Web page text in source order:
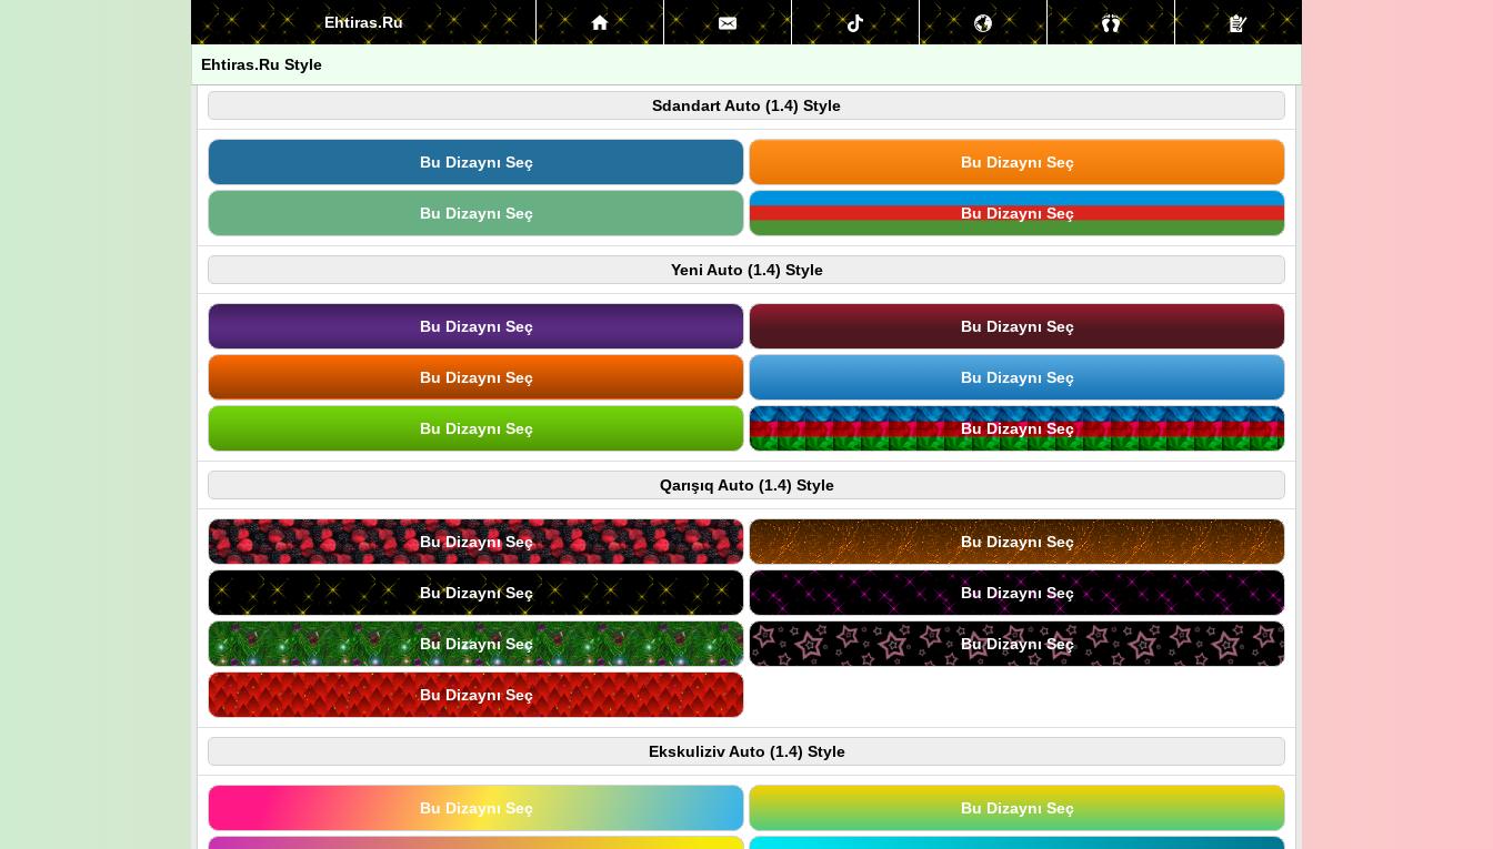
Ehtiras.Ru
Ehtiras.Ru Style
Sdandart Auto (1.4) Style
Bu Dizaynı Seç Bu Dizaynı Seç
Bu Dizaynı Seç Bu Dizaynı Seç
Yeni Auto (1.4) Style
Bu Dizaynı Seç Bu Dizaynı Seç
Bu Dizaynı Seç Bu Dizaynı Seç
Bu Dizaynı Seç Bu Dizaynı Seç
Qarışıq Auto (1.4) Style
Bu Dizaynı Seç Bu Dizaynı Seç
Bu Dizaynı Seç Bu Dizaynı Seç
Bu Dizaynı Seç Bu Dizaynı Seç
Bu Dizaynı Seç
Ekskuliziv Auto (1.4) Style
Bu Dizaynı Seç Bu Dizaynı Seç